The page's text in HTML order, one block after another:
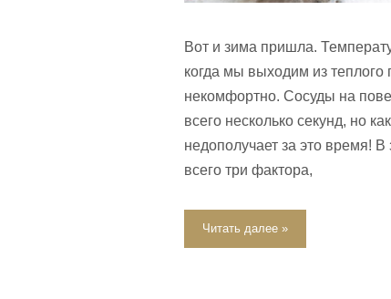
Вот и зима пришла.
когда мы выходим из
некомфортно. Сосуды на
всего несколько секунд, но
недополучает за это время!
всего три фактора,
Читать далее »